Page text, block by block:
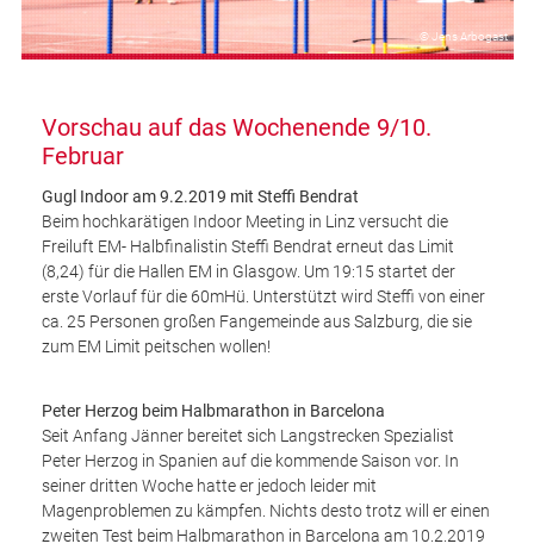
© Jens Arbogast
Vorschau auf das Wochenende 9/10.
Februar
Gugl Indoor am 9.2.2019 mit Steffi Bendrat
Beim hochkarätigen Indoor Meeting in Linz versucht die
Freiluft EM- Halbfinalistin Steffi Bendrat erneut das Limit
(8,24) für die Hallen EM in Glasgow. Um 19:15 startet der
erste Vorlauf für die 60mHü. Unterstützt wird Steffi von einer
ca. 25 Personen großen Fangemeinde aus Salzburg, die sie
zum EM Limit peitschen wollen!
Peter Herzog beim Halbmarathon in Barcelona
Seit Anfang Jänner bereitet sich Langstrecken Spezialist
Peter Herzog in Spanien auf die kommende Saison vor. In
seiner dritten Woche hatte er jedoch leider mit
Magenproblemen zu kämpfen. Nichts desto trotz will er einen
zweiten Test beim Halbmarathon in Barcelona am 10.2.2019